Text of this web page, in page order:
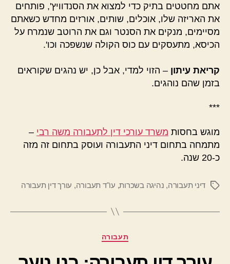
אתם מחטטים בתיק כדי למצוא את הסנדוויץ', פותחים
את האריזה שלו, אוכלים, שותים, אורזים מחדש כשאתם
מסיימים, מנקים את הסנטר וגם את הרוטב שנמרח על
הכיסא, מתעסקים עם כוס הקולה שנשפכה וכו'.
קריאת עיתון – הזוי למדי, אבל כן, יש נהגים שקוראים
בזמן שהם נוהגים.
***
מוגש בחסות משרד עורכי דין לתעבורה משה רבי –
מתמחה בתחום דיני התעבורה ועוסק בתחום זה מזה
כ-20 שנה.
תגיותדיני תעבורה, נהיגה בשכרות, עו"ד תעבורה, עורך דין תעבורה
קטגוריותתעבורה